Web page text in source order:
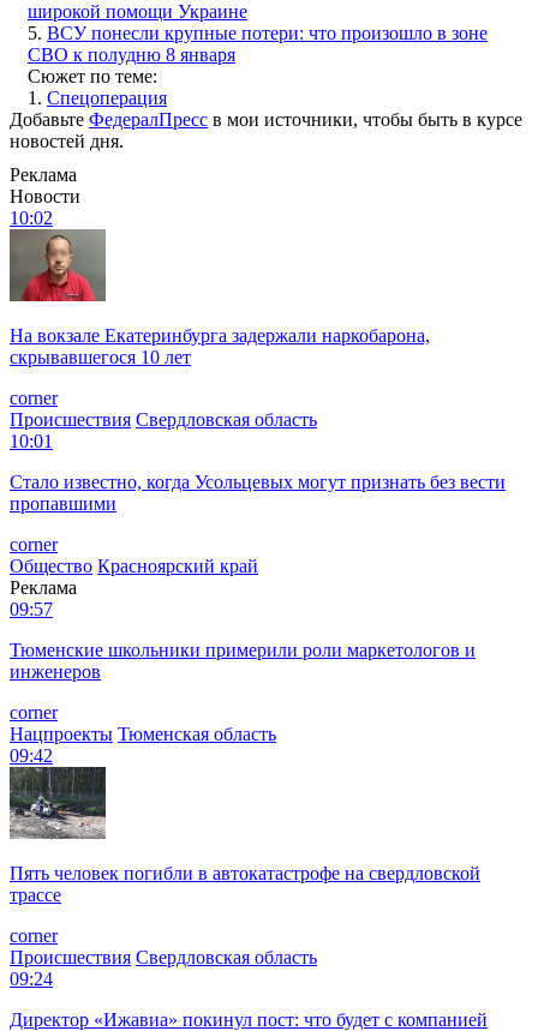
широкой помощи Украине
5. ВСУ понесли крупные потери: что произошло в зоне
СВО к полудню 8 января
Сюжет по теме:
1. Спецоперация
Добавьте ФедералПресс в мои источники, чтобы быть в курсе
новостей дня.
Реклама
Новости
10:02
На вокзале Екатеринбурга задержали наркобарона,
скрывавшегося 10 лет
corner
Происшествия Свердловская область
10:01
Стало известно, когда Усольцевых могут признать без вести
пропавшими
corner
Общество Красноярский край
Реклама
09:57
Тюменские школьники примерили роли маркетологов и
инженеров
corner
Нацпроекты Тюменская область
09:42
Пять человек погибли в автокатастрофе на свердловской
трассе
corner
Происшествия Свердловская область
09:24
Директор «Ижавиа» покинул пост: что будет с компанией